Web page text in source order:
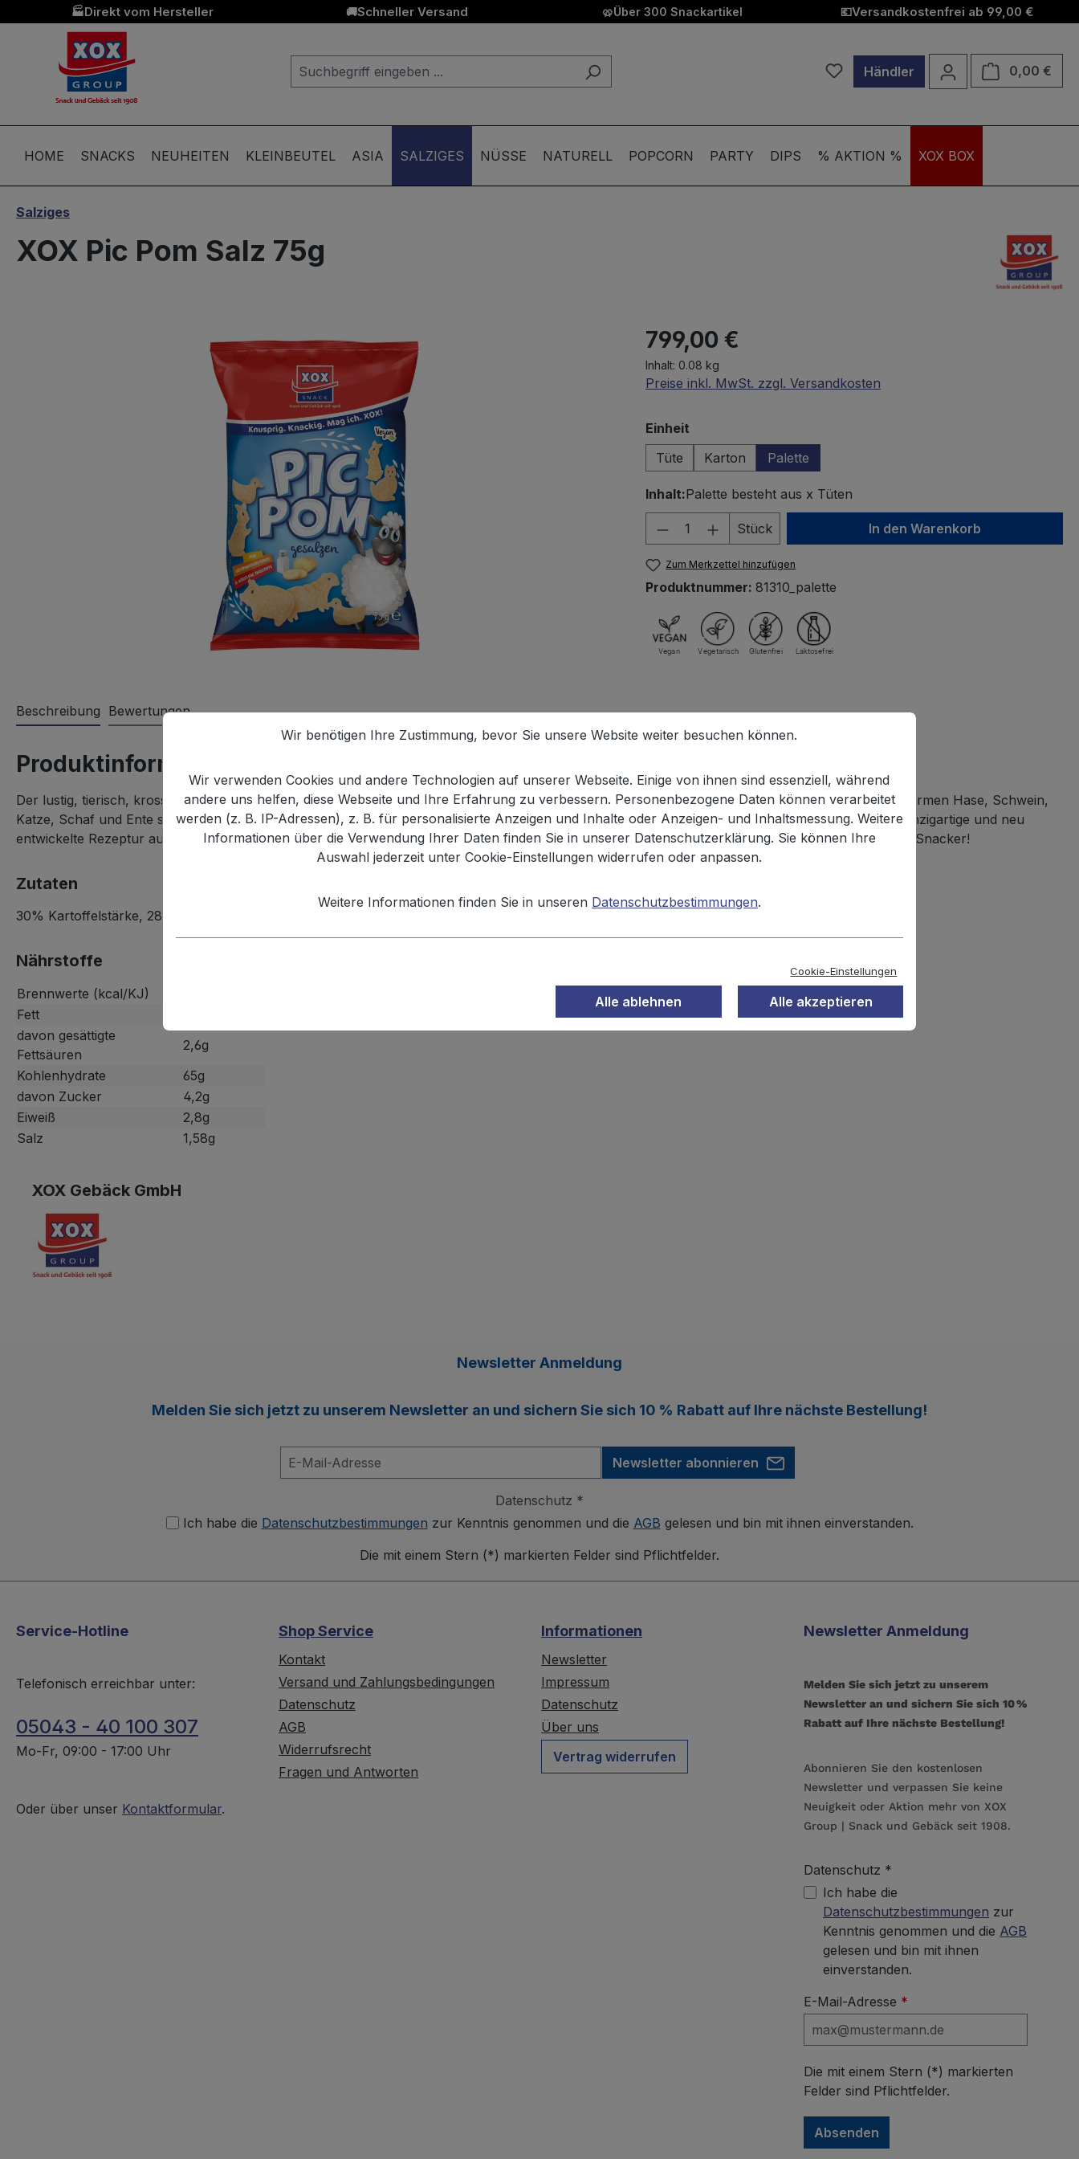
Zur Hauptnavigation springen
🏭Direkt vom Hersteller 🚚Schneller Versand 🥨Über 300 Snackartikel 💶Versandkostenfrei ab 99,00 €
Du hast 0 Produkte auf dem
Händler 0,00 €
HOME SNACKS NEUHEITEN KLEINBEUTEL ASIA SALZIGES NÜSSE NATURELL POPCORN PARTY DIPS % AKTION % XOX BOX
Salziges
XOX Pic Pom Salz 75g
799,00 €
Inhalt: 0.08 kg
Preise inkl. MwSt. zzgl. Versandkosten
Einheit
Tüte
Karton Palette
Inhalt:Palette besteht aus x Tüten
Produkt Anzahl: Gib den gewünschten Wert
Stück In den Warenkorb
Zum Merkzettel hinzufügen
Produktnummer: 81310_palette
Beschreibung Bewertungen
Produktinformationen "XOX Pic Pom Salz 75g"
Der lustig, tierisch, krosse und leckere Snack erhält ein neues Design: UnserXOX Pic Pom Salz 75gstrahlt in neuem Glanz! Die fünf lustigen Tierformen Hase, Schwein,
Katze, Schaf und Ente sorgen für Abwechslung in der Tüte! Ein hoher Kartoffelanteil und wenig Salz sowie bestes Sonnenblumenöl machen die einzigartige und neu
entwickelte Rezeptur aus – natürlich ohne Geschmacksverstärker. Dieser Snack eignet sich nicht nur für die Kleinen, sondern auch für die großen Snacker!
Zutaten
30% Kartoffelstärke, 28% Kartoffelgranulat, Sonnenblumenöl, modifizierte Stärke, Zucker, 1,5% Meersalz, Farbstoff: Paprikaextrakt.
Nährstoffe
Brennwerte (kcal/KJ)
Fett
davon gesättigte
Fettsäuren
2,6g
Kohlenhydrate
65g
davon Zucker
4,2g
Eiweiß
2,8g
Salz
1,58g
XOX Gebäck GmbH
Newsletter Anmeldung
Melden Sie sich jetzt zu unserem Newsletter an und sichern Sie sich 10 % Rabatt auf Ihre nächste Bestellung!
Newsletter abonnieren
Datenschutz *
Ich habe die Datenschutzbestimmungen zur Kenntnis genommen und die AGB gelesen und bin mit ihnen einverstanden.
Die mit einem Stern (*) markierten Felder sind Pflichtfelder.
Service-Hotline
Telefonisch erreichbar unter:
05043 - 40 100 307
Mo-Fr, 09:00 - 17:00 Uhr
Oder über unser Kontaktformular.
Shop Service
Kontakt
Versand und Zahlungsbedingungen
Datenschutz
AGB
Widerrufsrecht
Fragen und Antworten
Informationen
Newsletter
Impressum
Datenschutz
Über uns
Vertrag widerrufen
Newsletter Anmeldung
Melden Sie sich jetzt zu unserem
Newsletter an und sichern Sie sich 10 %
Rabatt auf Ihre nächste Bestellung!
Abonnieren Sie den kostenlosen
Newsletter und verpassen Sie keine
Neuigkeit oder Aktion mehr von XOX
Group | Snack und Gebäck seit 1908.
Datenschutz *
Ich habe die
Datenschutzbestimmungen zur
Kenntnis genommen und die AGB
gelesen und bin mit ihnen
einverstanden.
E-Mail-Adresse *
Die mit einem Stern (*) markierten
Felder sind Pflichtfelder.
Absenden
Wir benötigen Ihre Zustimmung, bevor Sie unsere Website weiter besuchen können.
Wir verwenden Cookies und andere Technologien auf unserer Webseite. Einige von ihnen sind essenziell, während
andere uns helfen, diese Webseite und Ihre Erfahrung zu verbessern. Personenbezogene Daten können verarbeitet
werden (z. B. IP-Adressen), z. B. für personalisierte Anzeigen und Inhalte oder Anzeigen- und Inhaltsmessung. Weitere
Informationen über die Verwendung Ihrer Daten finden Sie in unserer Datenschutzerklärung. Sie können Ihre
Auswahl jederzeit unter Cookie-Einstellungen widerrufen oder anpassen.
Weitere Informationen finden Sie in unseren Datenschutzbestimmungen.
Cookie-Einstellungen
Alle ablehnen Alle akzeptieren